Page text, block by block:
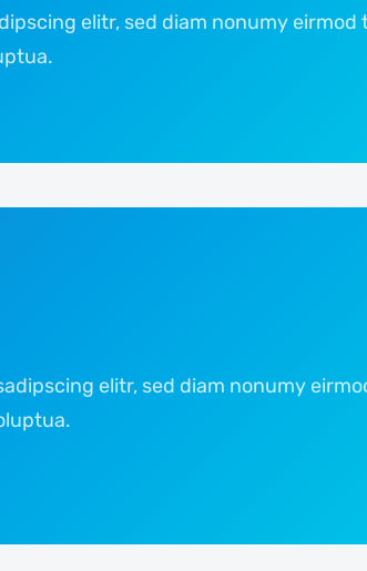
elitr, sed diam nonumy
elitr, sed diam nonumy